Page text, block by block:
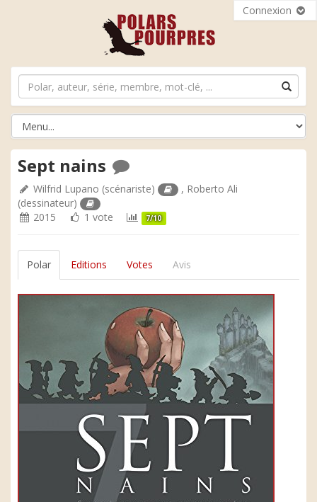
Connexion
Sept nains
Wilfrid Lupano (scénariste) , Roberto Ali
(dessinateur)
2015
1 vote 7/10
Polar Editions Votes Avis